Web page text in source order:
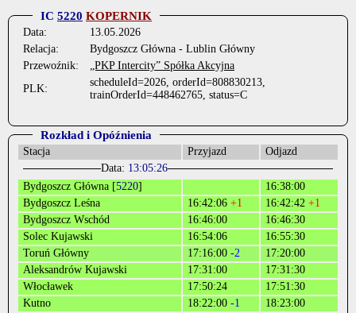
IC 5220 KOPERNIK
Data:
13.05.2026
Relacja:
Bydgoszcz Główna - Lublin Główny
Przewoźnik:
„PKP Intercity” Spółka Akcyjna
PLK:
scheduleId=2026, orderId=808830213,
trainOrderId=448462765, status=C
Rozkład i Opóźnienia
Stacja Przyjazd
Odjazd
Data: 13:05:26
Bydgoszcz Główna [5220]
16:38:00
Bydgoszcz Leśna
16:42:06 +1 16:42:42 +1
Bydgoszcz Wschód
16:46:00
16:46:30
Solec Kujawski
16:54:06
16:55:30
Toruń Główny
17:16:00 -2
17:20:00
Aleksandrów Kujawski
17:31:00
17:31:30
Włocławek
17:50:24
17:51:30
Kutno
18:22:00 -1
18:23:00